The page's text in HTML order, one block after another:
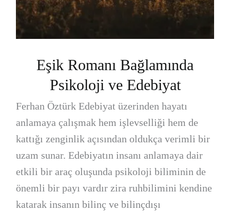
Eşik Romanı Bağlamında
Psikoloji ve Edebiyat
Ferhan Öztürk Edebiyat üzerinden hayatı
anlamaya çalışmak hem işlevselliği hem de
kattığı zenginlik açısından oldukça verimli bir
uzam sunar. Edebiyatın insanı anlamaya dair
etkili bir araç oluşunda psikoloji biliminin de
önemli bir payı vardır zira ruhbilimini kendine
katarak insanın bilinç ve bilinçdışı